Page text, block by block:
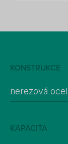
KONSTRUKCE
nerezová
KAPACITA